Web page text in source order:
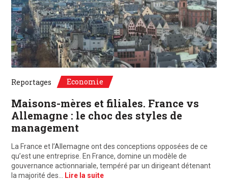
Reportages Economie
Maisons-mères et filiales. France vs
Allemagne : le choc des styles de
management
La France et l’Allemagne ont des conceptions opposées de ce
qu’est une entreprise. En France, domine un modèle de
gouvernance actionnariale, tempéré par un dirigeant détenant
la majorité des…
Lire la suite